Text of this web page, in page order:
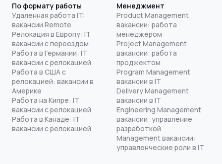
По формату работы
Удаленная работа IT:
вакансии Remote
Релокация в Европу: IT
вакансии с переездом
Работа в Германии: IT
вакансии с релокацией
Работа в США с
релокацией: вакансии в
Америке
Работа на Кипре: IT
вакансии с релокацией
Работа в Канаде: IT
вакансии с релокацией
Менеджмент
Product Management
вакансии: работа
менеджером
Project Management
вакансии: работа
проджектом
Program Management
вакансии в IT
Delivery Management
вакансии в IT
Engineering Management
вакансии: управление
разработкой
Management вакансии:
управленческие роли в IT